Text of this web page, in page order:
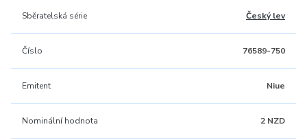
Sběratelská série Český lev
Číslo 76589-750
Emitent Niue
Nominální hodnota 2 NZD